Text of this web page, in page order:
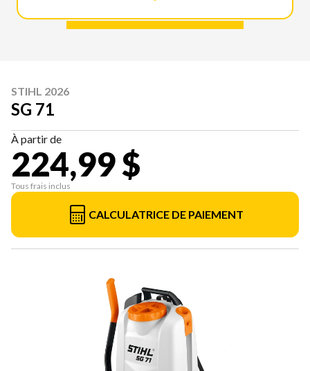
STIHL 2026
SG 71
À partir de
224,99 $
Tous frais inclus
CALCULATRICE DE PAIEMENT